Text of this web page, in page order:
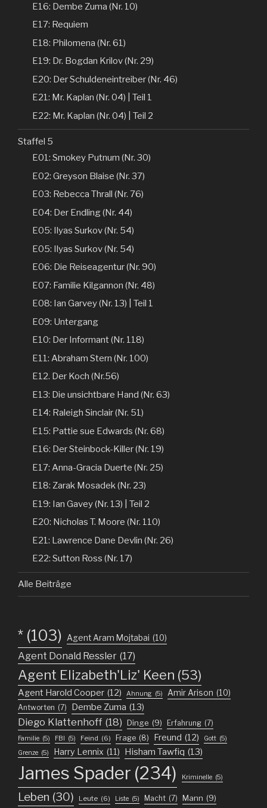
E16: Dembe Zuma (Nr. 10)
E17: Requiem
E18: Philomena (Nr. 61)
E19: Dr. Bogdan Krilov (Nr. 29)
E20: Der Schuldeneintreiber (Nr. 46)
E21: Mr. Kaplan (Nr. 04) | Teil 1
E22: Mr. Kaplan (Nr. 04) | Teil 2
Staffel 5
E01: Smokey Putnum (Nr. 30)
E02: Greyson Blaise (Nr. 37)
E03: Rebecca Thrall (Nr. 76)
E04: Der Endling (Nr. 44)
E05: Ilyas Surkov (Nr. 54)
E05: Ilyas Surkov (Nr. 54)
E06: Die Reiseagentur (Nr. 90)
E07: Familie Kilgannon (Nr. 48)
E08: Ian Garvey (Nr. 13) | Teil 1
E09: Untergang
E10: Der Informant (Nr. 118)
E11: Abraham Stern (Nr. 100)
E12. Der Koch (Nr.56)
E13: Die unsichtbare Hand (Nr. 63)
E14: Raleigh Sinclair (Nr. 51)
E15: Pattie sue Edwards (Nr. 68)
E16: Der Steinbock-Killer (Nr. 19)
E17: Anna-Gracia Duerte (Nr. 25)
E18: Zarak Mosadek (Nr. 23)
E19: Ian Gavey (Nr. 13) | Teil 2
E20: Nicholas T. Moore (Nr. 110)
E21: Lawrence Dane Devlin (Nr. 26)
E22: Sutton Ross (Nr. 17)
Alle Beiträge
* (103) Agent Aram Mojtabai (10)
Agent Donald Ressler (17)
Agent Elizabeth'Liz' Keen (53)
Agent Harold Cooper (12) Ahnung (5) Amir Arison (10)
Antworten (7) Dembe Zuma (13)
Diego Klattenhoff (18) Dinge (9) Erfahrung (7)
Familie (5) FBI (5) Feind (6) Frage (8) Freund (12) Gott (5)
Grenze (5) Harry Lennix (11) Hisham Tawfiq (13)
James Spader (234) Kriminelle (5)
Leben (30) Leute (6) Liste (5) Macht (7) Mann (9)